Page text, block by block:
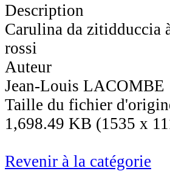
Description
Carulina da zitidduccia
rossi
Auteur
Jean-Louis LACOMBE
Taille du fichier
1,698.49 KB (1535 x
Revenir à la catégorie